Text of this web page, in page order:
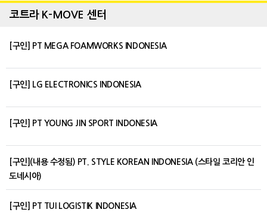
코트라 K-MOVE 센터
[구인] PT MEGA FOAMWORKS INDONESIA
[구인] LG ELECTRONICS INDONESIA
[구인] PT YOUNG JIN SPORT INDONESIA
[구인](내용 수정됨) PT. STYLE KOREAN INDONESIA (스타일 코리안 인
도네시아)
[구인] PT TUI LOGISTIK INDONESIA